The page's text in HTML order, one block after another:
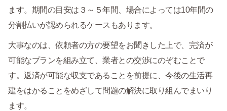
ます。期間の目安は３～５年間、場合によっては10年間の
分割払いが認められるケースもあります。
大事なのは、依頼者の方の要望をお聞きした上で、完済が
可能なプランを組み立て、業者との交渉にのぞむことで
す。返済が可能な収支であることを前提に、今後の生活再
建をはかることをめざして問題の解決に取り組んでまいり
ます。